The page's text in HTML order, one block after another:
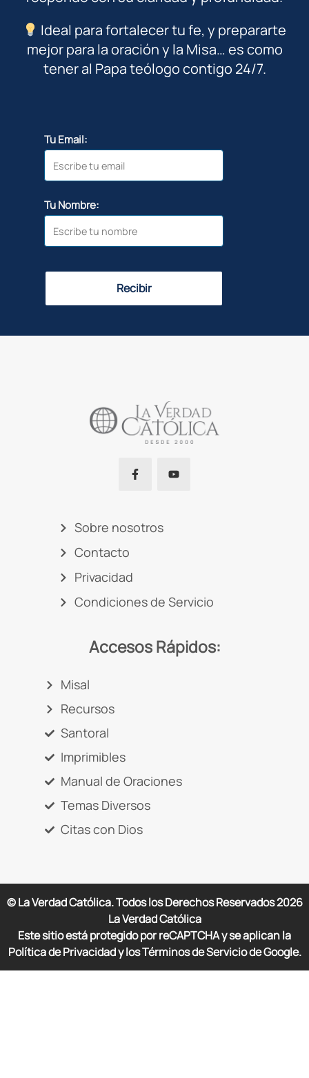
Ideal para fortalecer tu fe, y prepararte
mejor para la oración y la Misa… es como
tener al Papa teólogo contigo 24/7.
Tu Email:
Tu Nombre:
Recibir
Sobre nosotros
Contacto
Privacidad
Condiciones de Servicio
Accesos Rápidos:
Misal
Recursos
Santoral
Imprimibles
Manual de Oraciones
Temas Diversos
Citas con Dios
© La Verdad Católica. Todos los Derechos Reservados2026
La Verdad Católica
Este sitio está protegido por reCAPTCHA y se aplican la
Política de Privacidad y los Términos de Servicio de Google.